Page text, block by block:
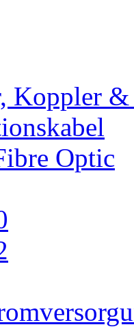
Koppler &
Optic